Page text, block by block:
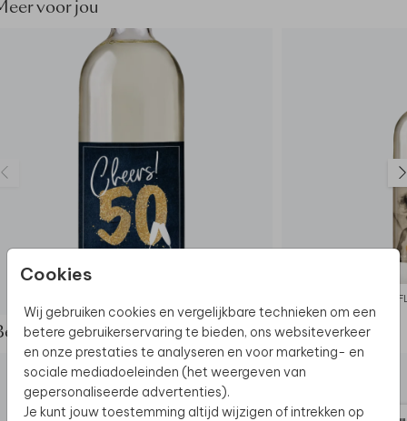
Cookies
Wij gebruiken cookies en vergelijkbare technieken om een
betere gebruikerservaring te bieden, ons websiteverkeer
en onze prestaties te analyseren en voor marketing- en
sociale mediadoeleinden (het weergeven van
gepersonaliseerde advertenties).
Je kunt jouw toestemming altijd wijzigen of intrekken op
voor jou
de complete set